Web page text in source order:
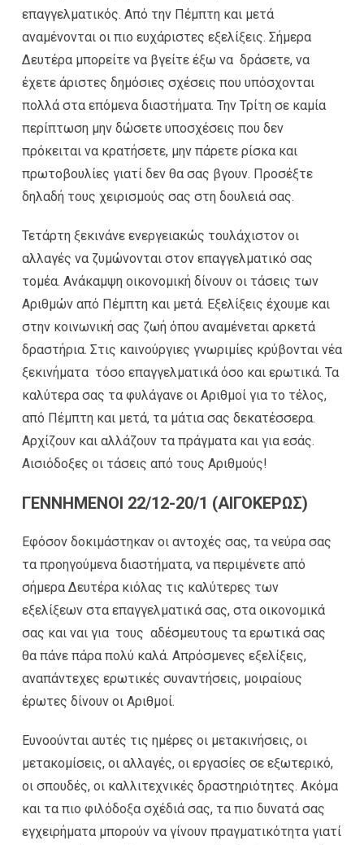
επαγγελματικός. Από την Πέμπτη και μετά
αναμένονται οι πιο ευχάριστες εξελίξεις. Σήμερα
Δευτέρα μπορείτε να βγείτε έξω να δράσετε, να
έχετε άριστες δημόσιες σχέσεις που υπόσχονται
πολλά στα επόμενα διαστήματα. Την Τρίτη σε καμία
περίπτωση μην δώσετε υποσχέσεις που δεν
πρόκειται να κρατήσετε, μην πάρετε ρίσκα και
πρωτοβουλίες γιατί δεν θα σας βγουν. Προσέξτε
δηλαδή τους χειρισμούς σας στη δουλειά σας.
Τετάρτη ξεκινάνε ενεργειακώς τουλάχιστον οι
αλλαγές να ζυμώνονται στον επαγγελματικό σας
τομέα. Ανάκαμψη οικονομική δίνουν οι τάσεις των
Αριθμών από Πέμπτη και μετά. Εξελίξεις έχουμε και
στην κοινωνική σας ζωή όπου αναμένεται αρκετά
δραστήρια. Στις καινούργιες γνωριμίες κρύβονται νέα
ξεκινήματα τόσο επαγγελματικά όσο και ερωτικά. Τα
καλύτερα σας τα φυλάγανε οι Αριθμοί για το τέλος,
από Πέμπτη και μετά, τα μάτια σας δεκατέσσερα.
Αρχίζουν και αλλάζουν τα πράγματα και για εσάς.
Αισιόδοξες οι τάσεις από τους Αριθμούς!
ΓΕΝΝΗΜΕΝΟΙ 22/12-20/1 (ΑΙΓΟΚΕΡΩΣ)
Εφόσον δοκιμάστηκαν οι αντοχές σας, τα νεύρα σας
τα προηγούμενα διαστήματα, να περιμένετε από
σήμερα Δευτέρα κιόλας τις καλύτερες των
εξελίξεων στα επαγγελματικά σας, στα οικονομικά
σας και ναι για τους αδέσμευτους τα ερωτικά σας
θα πάνε πάρα πολύ καλά. Απρόσμενες εξελίξεις,
αναπάντεχες ερωτικές συναντήσεις, μοιραίους
έρωτες δίνουν οι Αριθμοί.
Ευνοούνται αυτές τις ημέρες οι μετακινήσεις, οι
μετακομίσεις, οι αλλαγές, οι εργασίες σε εξωτερικό,
οι σπουδές, οι καλλιτεχνικές δραστηριότητες. Ακόμα
και τα πιο φιλόδοξα σχέδιά σας, τα πιο δυνατά σας
εγχειρήματα μπορούν να γίνουν πραγματικότητα γιατί